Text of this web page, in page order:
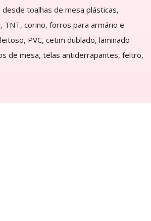
toalhas de mesa plásticas,
TNT, corino, forros para armário e
PVC, cetim dublado, laminado
de mesa, telas antiderrapantes, feltro,